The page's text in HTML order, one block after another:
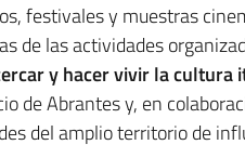
festivales y muestras
de las actividades
y hacer vivir la cultura
de Abrantes y, en
del amplio territorio de